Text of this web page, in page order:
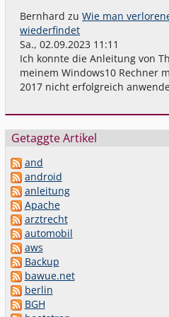
Bernhard zuWie man
wiederfindet
Sa., 02.09.2023 11:11
Ich konnte die Anleitung von
meinem Windows10 Rechner
2017 nicht erfolgreich
Getaggte Artikel
and
android
anleitung
Apache
arztrecht
automobil
aws
Backup
bawue.net
berlin
BGH